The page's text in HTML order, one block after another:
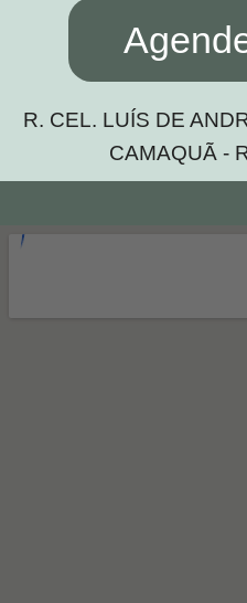
R. CEL. LUÍS DE
CAMAQUÃ -